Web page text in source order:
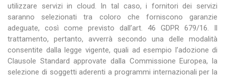
utilizzare servizi in cloud. In tal caso, i fornitori dei servizi
saranno selezionati tra coloro che forniscono garanzie
adeguate, così come previsto dall’art. 46 GDPR 679/16. Il
trattamento, pertanto, avverrà secondo una delle modalità
consentite dalla legge vigente, quali ad esempio l’adozione di
Clausole Standard approvate dalla Commissione Europea, la
selezione di soggetti aderenti a programmi internazionali per la